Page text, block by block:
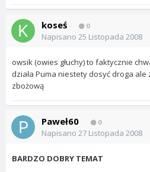
koseś 0
Napisano 25 Listopada 2008
owsik (owies głuchy) to faktycznie
działa Puma niestety dosyć droga ale
zbożową
Paweł60 0
Napisano 27 Listopada 2008
BARDZO DOBRY TEMAT